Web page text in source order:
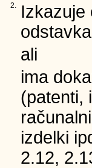
2.
Izkazuje
odstavka
ali
ima
(patenti,
izdelki
2.12,